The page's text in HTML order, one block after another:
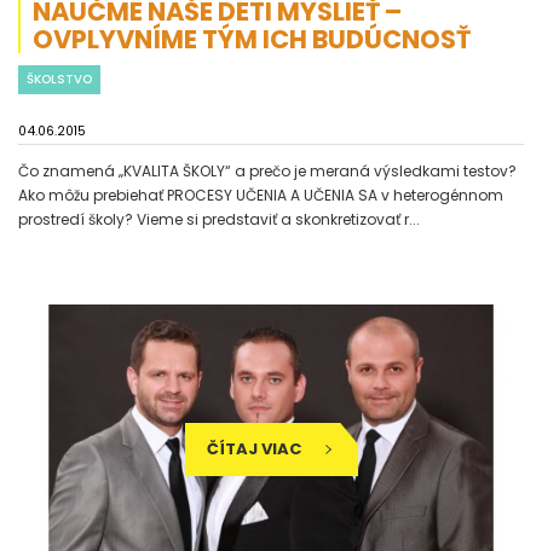
NAUČME NAŠE DETI MYSLIEŤ –
OVPLYVNÍME TÝM ICH BUDÚCNOSŤ
ŠKOLSTVO
04.06.2015
Čo znamená „KVALITA ŠKOLY“ a prečo je meraná výsledkami testov?
Ako môžu prebiehať PROCESY UČENIA A UČENIA SA v heterogénnom
prostredí školy? Vieme si predstaviť a skonkretizovať r...
ČÍTAJ VIAC